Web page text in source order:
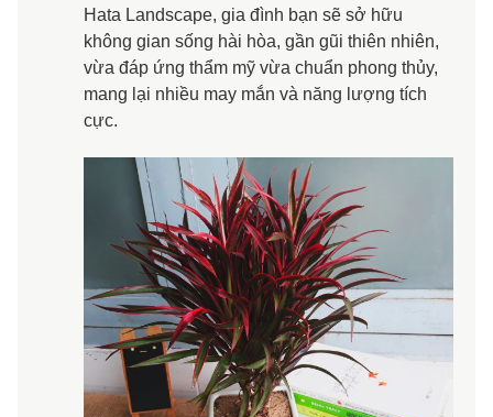
Hata Landscape, gia đình bạn sẽ sở hữu
không gian sống hài hòa, gần gũi thiên nhiên,
vừa đáp ứng thẩm mỹ vừa chuẩn phong thủy,
mang lại nhiều may mắn và năng lượng tích
cực.